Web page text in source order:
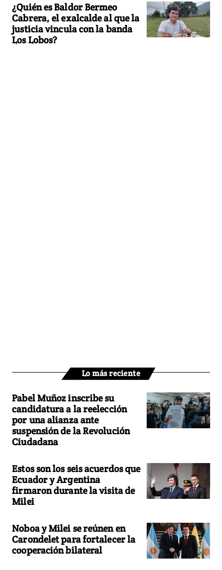
¿Quién es Baldor Bermeo
Cabrera, el exalcalde al que la
justicia vincula con la banda
Los Lobos?
Lo más reciente
Pabel Muñoz inscribe su
candidatura a la reelección
por una alianza ante
suspensión de la Revolución
Ciudadana
Estos son los seis acuerdos que
Ecuador y Argentina
firmaron durante la visita de
Milei
Noboa y Milei se reúnen en
Carondelet para fortalecer la
cooperación bilateral